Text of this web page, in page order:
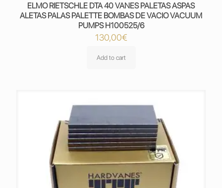
ELMO RIETSCHLE DTA 40 VANES PALETAS ASPAS
ALETAS PALAS PALETTE BOMBAS DE VACIO VACUUM
PUMPS H100525/6
130,00€
Add to cart